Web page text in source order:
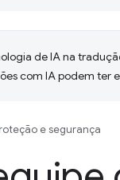
de IA na
com IA podem ter
e segurança